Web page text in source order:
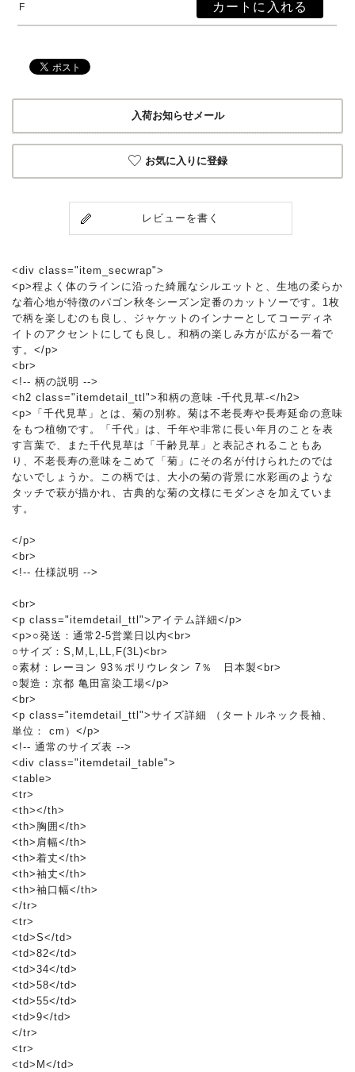
F
入荷お知らせメール
お気に入りに登録
レビューを書く
<div class="item_secwrap">
<p>程よく体のラインに沿った綺麗なシルエットと、生地の柔らか
な着心地が特徴のパゴン秋冬シーズン定番のカットソーです。1枚
で柄を楽しむのも良し、ジャケットのインナーとしてコーディネ
イトのアクセントにしても良し。和柄の楽しみ方が広がる一着で
す。</p>
<br>
<!-- 柄の説明 -->
<h2 class="itemdetail_ttl">和柄の意味 -千代見草-</h2>
<p>「千代見草」とは、菊の別称。菊は不老長寿や長寿延命の意味
をもつ植物です。「千代」は、千年や非常に長い年月のことを表
す言葉で、また千代見草は「千齢見草」と表記されることもあ
り、不老長寿の意味をこめて「菊」にその名が付けられたのでは
ないでしょうか。この柄では、大小の菊の背景に水彩画のような
タッチで萩が描かれ、古典的な菊の文様にモダンさを加えていま
す。
</p>
<br>
<!-- 仕様説明 -->
<br>
<p class="itemdetail_ttl">アイテム詳細</p>
<p>○発送：通常2-5営業日以内<br>
○サイズ：S,M,L,LL,F(3L)<br>
○素材：レーヨン 93％ポリウレタン 7％ 日本製<br>
○製造：京都 亀田富染工場</p>
<br>
<p class="itemdetail_ttl">サイズ詳細 （タートルネック長袖、
単位： cm）</p>
<!-- 通常のサイズ表 -->
<div class="itemdetail_table">
<table>
<tr>
<th></th>
<th>胸囲</th>
<th>肩幅</th>
<th>着丈</th>
<th>袖丈</th>
<th>袖口幅</th>
</tr>
<tr>
<td>S</td>
<td>82</td>
<td>34</td>
<td>58</td>
<td>55</td>
<td>9</td>
</tr>
<tr>
<td>M</td>